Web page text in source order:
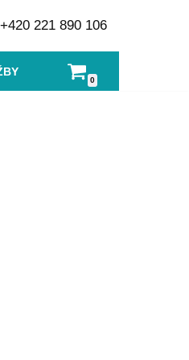
+420 221 890 106
0